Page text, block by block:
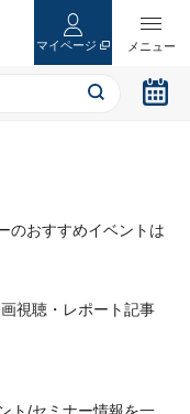
マイページ
のおすすめイベントは
視聴・レポート記事
ト/セミナー情報を一